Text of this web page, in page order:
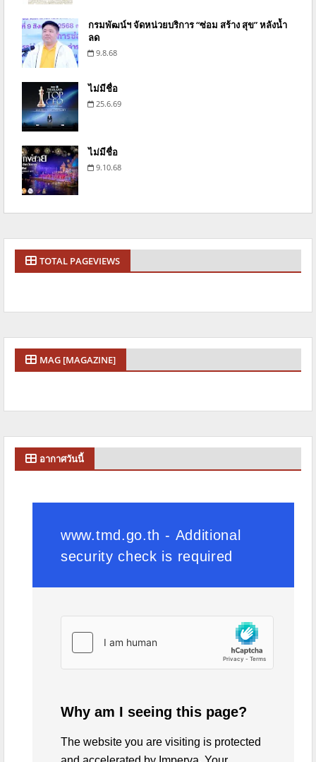
กรมพัฒน์ฯ จัดหน่วยบริการ “ซ่อม สร้าง สุข” หลังน้ำ
ลด
9.8.68
ไม่มีชื่อ
25.6.69
ไม่มีชื่อ
9.10.68
TOTAL PAGEVIEWS
MAG [MAGAZINE]
อากาศวันนี้